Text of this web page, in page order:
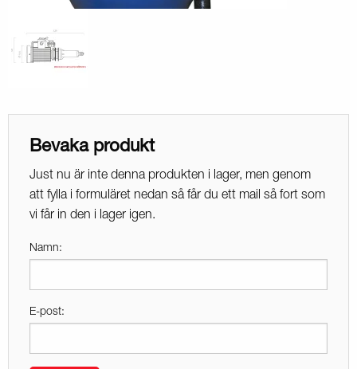
Bevaka produkt
Just nu är inte denna produkten i lager, men genom
att fylla i formuläret nedan så får du ett mail så fort som
vi får in den i lager igen.
Namn:
E-post: